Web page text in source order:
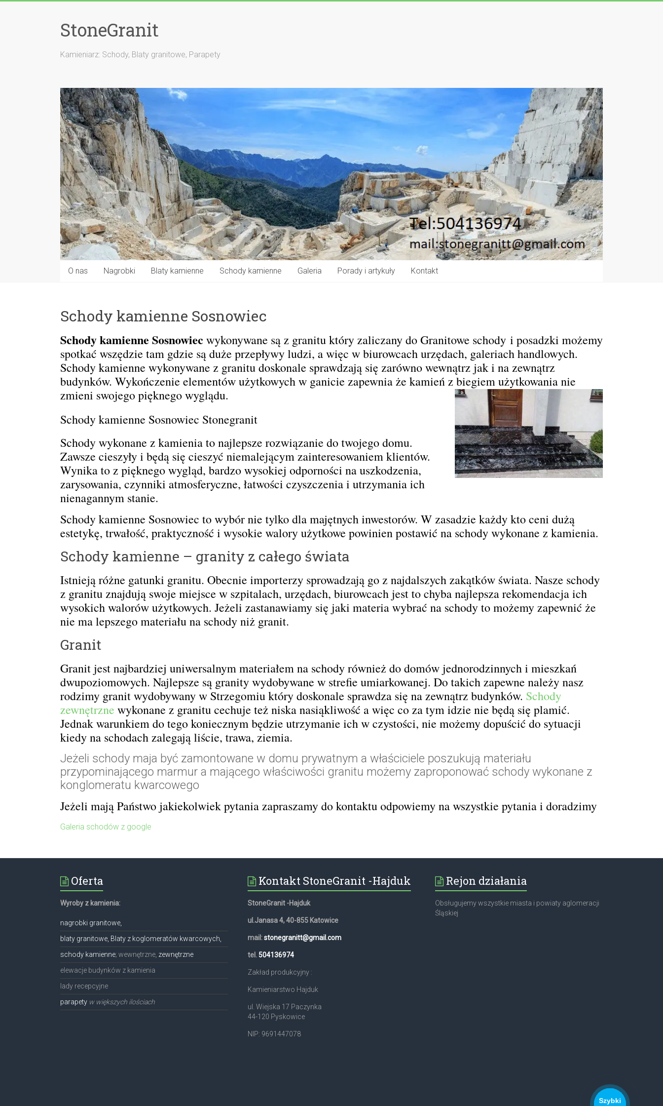
StoneGranit
Kamieniarz: Schody, Blaty granitowe, Parapety
O nas Nagrobki Blaty kamienne Schody kamienne Galeria Porady i artykuły Kontakt
Schody kamienne Sosnowiec
Schody kamienne Sosnowiecwykonywane są z granitu który zaliczany do Granitowe schody i posadzki możemy
spotkać wszędzie tam gdzie są duże przepływy ludzi, a więc w biurowcach urzędach, galeriach handlowych.
Schody kamienne wykonywane z granitu doskonale sprawdzają się zarówno wewnątrz jak i na zewnątrz
budynków. Wykończenie elementów użytkowych w ganicie zapewnia że kamień z biegiem użytkowania nie
zmieni swojego pięknego wyglądu.
Schody kamienne Sosnowiec Stonegranit
Schody wykonane z kamienia to najlepsze rozwiązanie do twojego domu.
Zawsze cieszyły i będą się cieszyć niemalejącym zainteresowaniem klientów.
Wynika to z pięknego wygląd, bardzo wysokiej odporności na uszkodzenia,
zarysowania, czynniki atmosferyczne, łatwości czyszczenia i utrzymania ich
nienagannym stanie.
Schody kamienne Sosnowiec to wybór nie tylko dla majętnych inwestorów. W zasadzie każdy kto ceni dużą
estetykę, trwałość, praktyczność i wysokie walory użytkowe powinien postawić na schody wykonane z kamienia.
Schody kamienne – granity z całego świata
Istnieją różne gatunki granitu. Obecnie importerzy sprowadzają go z najdalszych zakątków świata. Nasze schody
z granitu znajdują swoje miejsce w szpitalach, urzędach, biurowcach jest to chyba najlepsza rekomendacja ich
wysokich walorów użytkowych. Jeżeli zastanawiamy się jaki materia wybrać na schody to możemy zapewnić że
nie ma lepszego materiału na schody niż granit.
Granit
Granit jest najbardziej uniwersalnym materiałem na schody również do domów jednorodzinnych i mieszkań
dwupoziomowych. Najlepsze są granity wydobywane w strefie umiarkowanej. Do takich zapewne należy nasz
rodzimy granit wydobywany w Strzegomiu który doskonale sprawdza się na zewnątrz budynków. Schody
zewnętrzne wykonane z granitu cechuje też niska nasiąkliwość a więc co za tym idzie nie będą się plamić.
Jednak warunkiem do tego koniecznym będzie utrzymanie ich w czystości, nie możemy dopuścić do sytuacji
kiedy na schodach zalegają liście, trawa, ziemia.
Jeżeli schody maja być zamontowane w domu prywatnym a właściciele poszukują materiału
przypominającego marmur a mającego właściwości granitu możemy zaproponować schody wykonane z
konglomeratu kwarcowego
Jeżeli mają Państwo jakiekolwiek pytania zapraszamy do kontaktu odpowiemy na wszystkie pytania i doradzimy
Galeria schodów z google
Oferta
Wyroby z kamienia:
nagrobki granitowe,
blaty granitowe, Blaty z koglomeratów kwarcowych,
schody kamienne; wewnętrzne, zewnętrzne
elewacje budynków z kamienia
lady recepcyjne
parapety w większych ilościach
Kontakt StoneGranit -Hajduk
StoneGranit -Hajduk
ul.Janasa 4, 40-855 Katowice
mail:stonegranitt@gmail.com
tel. 504136974
Zakład produkcyjny :
Kamieniarstwo Hajduk
ul. Wiejska 17 Paczynka
44-120 Pyskowice
NIP: 9691447078
Rejon działania
Obsługujemy wszystkie miasta i powiaty aglomeracji
Śląskiej
Szybki